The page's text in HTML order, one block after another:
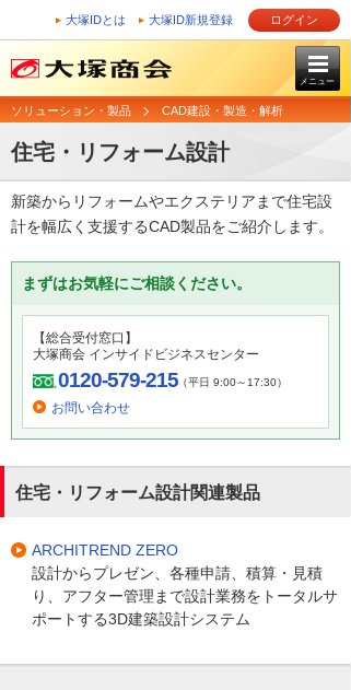
大塚IDとは 大塚ID新規登録 ログイン
メニュー
ソリューション・製品 CAD建設・製造・解析
住宅・リフォーム設計
新築からリフォームやエクステリアまで住宅設
計を幅広く支援するCAD製品をご紹介します。
まずはお気軽にご相談ください。
【総合受付窓口】
大塚商会 インサイドビジネスセンター
0120-579-215（平日 9:00～17:30）
お問い合わせ
住宅・リフォーム設計関連製品
ARCHITREND ZERO
設計からプレゼン、各種申請、積算・見積
り、アフター管理まで設計業務をトータルサ
ポートする3D建築設計システム